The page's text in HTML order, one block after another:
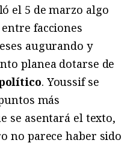
el 5 de marzo algo
facciones
augurando y
planea dotarse de
. Youssif se
más
se asentará el texto,
no parece haber sido